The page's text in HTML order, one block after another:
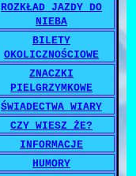
ROZKŁAD JAZDY DO
NIEBA
BILETY
OKOLICZNOŚCIOWE
ZNACZKI
PIELGRZYMKOWE
ŚWIADECTWA WIARY
CZY WIESZ ŻE?
INFORMACJE
HUMORY